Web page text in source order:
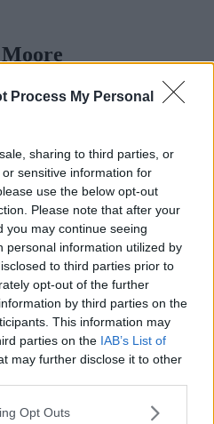
Process My Personal
sharing to third parties, or
sensitive information for
use the below opt-out
Please note that after your
you may continue seeing
personal information utilized by
to third parties prior to
opt-out of the further
by third parties on the
This information may
parties on the IAB’s List of
may further disclose it to other
app uses one or more Google
Opt Outs
di saper suonare la
Frasi sulle chitarre
Frasi sullo
e apprendere da loro. Mi
fantastico sentirsi parte
di amanti della chitarra, ed
essere una fonte di
chitarre
un divertimento,
come un lavoro,
con la chitarra in mano
fare; oltre a ciò amo